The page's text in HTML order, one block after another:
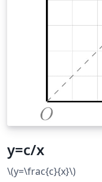
y=c/x
\(y=\frac{c}{x}\)